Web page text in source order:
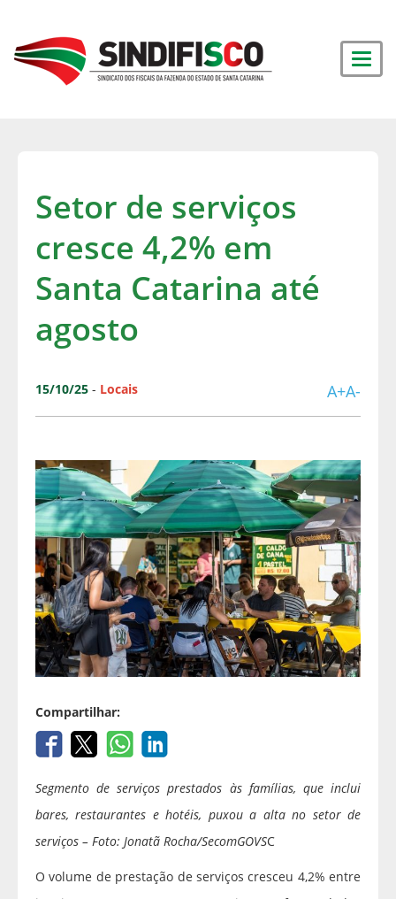
Setor de serviços
cresce 4,2% em
Santa Catarina até
agosto
15/10/25 - Locais A+A-
Compartilhar:
Segmento de serviços prestados às famílias, que inclui
bares, restaurantes e hotéis, puxou a alta no setor de
serviços – Foto: Jonatã Rocha/SecomGOVSC
O volume de prestação de serviços cresceu 4,2% entre